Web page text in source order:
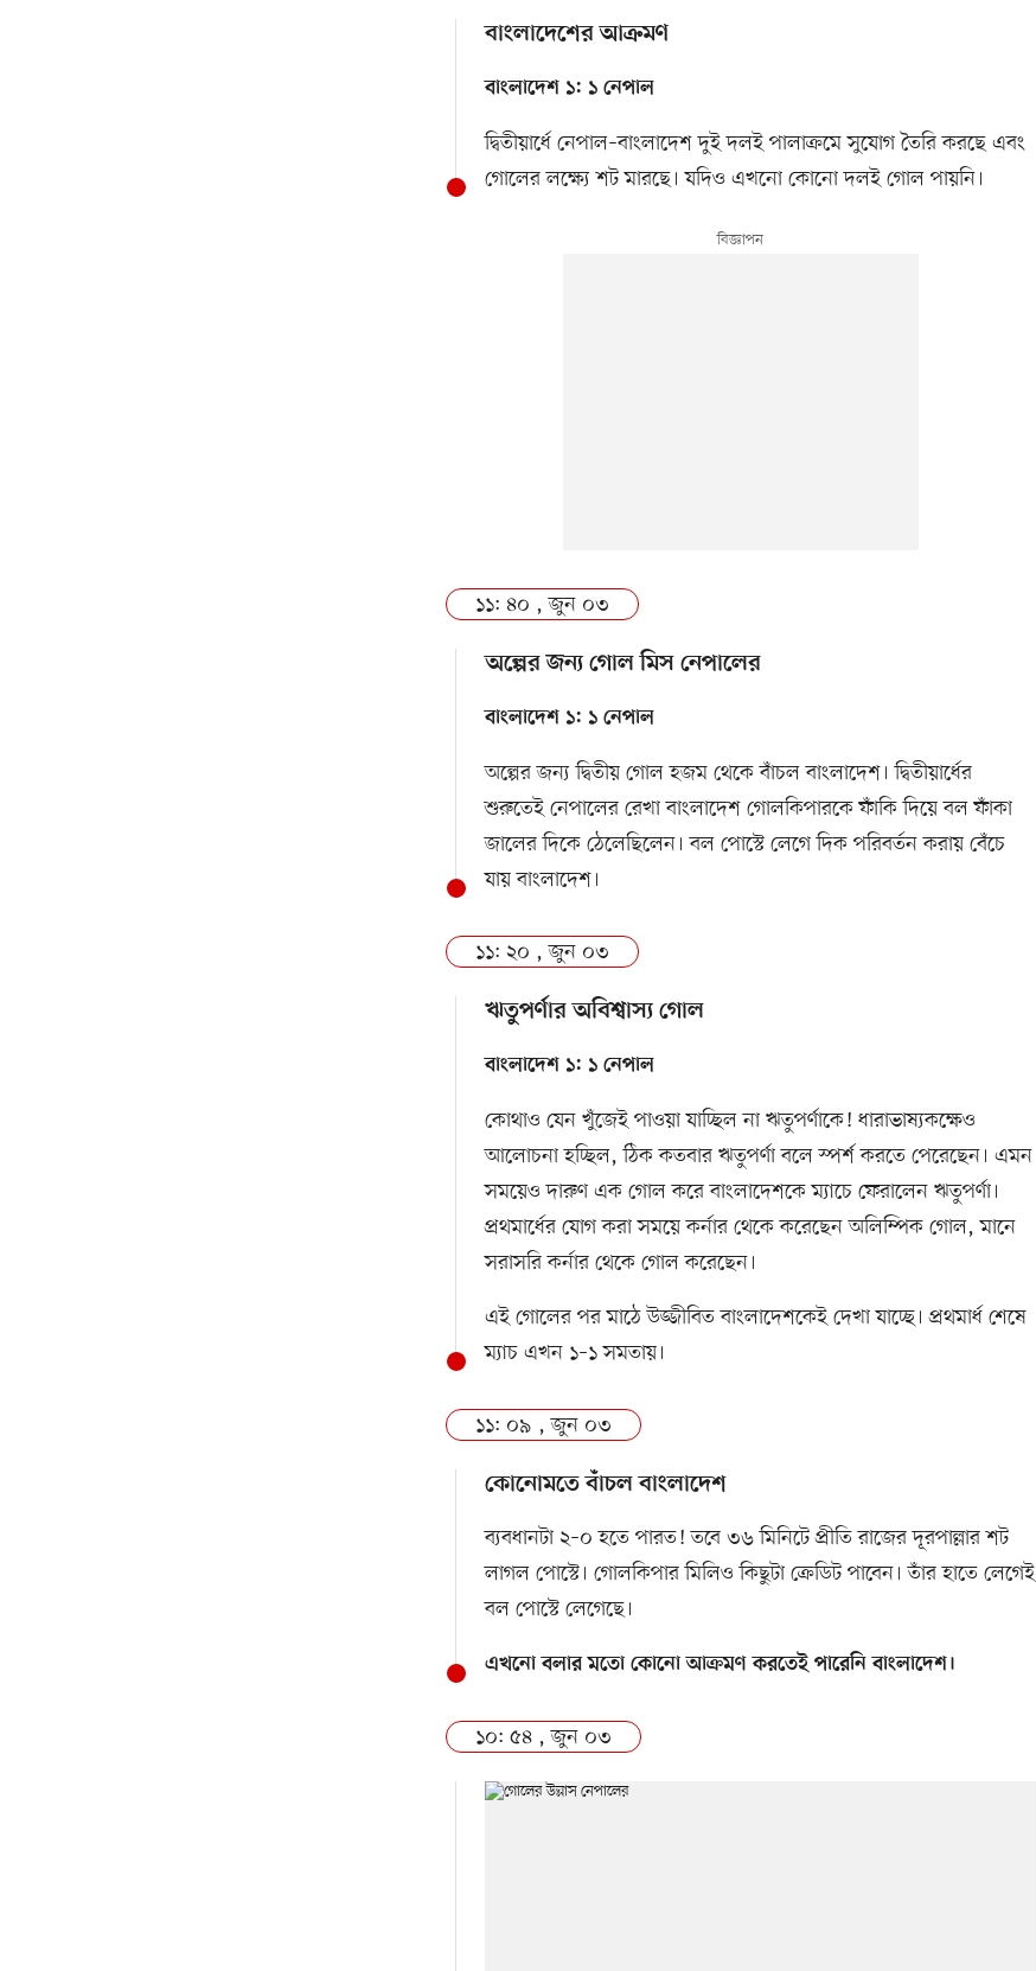
বাংলাদেশের আক্রমণ
বাংলাদেশ ১: ১ নেপাল
দ্বিতীয়ার্ধে নেপাল–বাংলাদেশ দুই দলই পালাক্রমে সুযোগ তৈরি করছে এবং
গোলের লক্ষ্যে শট মারছে। যদিও এখনো কোনো দলই গোল পায়নি।
১১: ৪০ , জুন ০৩
অল্পের জন্য গোল মিস নেপালের
বাংলাদেশ ১: ১ নেপাল
অল্পের জন্য দ্বিতীয় গোল হজম থেকে বাঁচল বাংলাদেশ। দ্বিতীয়ার্ধের
শুরুতেই নেপালের রেখা বাংলাদেশ গোলকিপারকে ফাঁকি দিয়ে বল ফাঁকা
জালের দিকে ঠেলেছিলেন। বল পোস্টে লেগে দিক পরিবর্তন করায় বেঁচে
যায় বাংলাদেশ।
১১: ২০ , জুন ০৩
ঋতুপর্ণার অবিশ্বাস্য গোল
বাংলাদেশ ১: ১ নেপাল
কোথাও যেন খুঁজেই পাওয়া যাচ্ছিল না ঋতুপর্ণাকে! ধারাভাষ্যকক্ষেও
আলোচনা হচ্ছিল, ঠিক কতবার ঋতুপর্ণা বলে স্পর্শ করতে পেরেছেন। এমন
সময়েও দারুণ এক গোল করে বাংলাদেশকে ম্যাচে ফেরালেন ঋতুপর্ণা।
প্রথমার্ধের যোগ করা সময়ে কর্নার থেকে করেছেন অলিম্পিক গোল, মানে
সরাসরি কর্নার থেকে গোল করেছেন।
এই গোলের পর মাঠে উজ্জীবিত বাংলাদেশকেই দেখা যাচ্ছে। প্রথমার্ধ শেষে
ম্যাচ এখন ১–১ সমতায়।
১১: ০৯ , জুন ০৩
কোনোমতে বাঁচল বাংলাদেশ
ব্যবধানটা ২–০ হতে পারত! তবে ৩৬ মিনিটে প্রীতি রাজের দূরপাল্লার শট
লাগল পোস্টে। গোলকিপার মিলিও কিছুটা ক্রেডিট পাবেন। তাঁর হাতে লেগেই
বল পোস্টে লেগেছে।
এখনো বলার মতো কোনো আক্রমণ করতেই পারেনি বাংলাদেশ।
১০: ৫৪ , জুন ০৩